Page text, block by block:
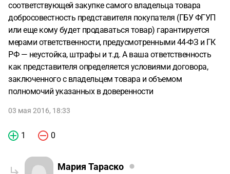
соответствующей закупке самого владельца товара
добросовестность представителя покупателя (ГБУ ФГУП
или еще кому будет продаваться товар) гарантируется
мерами ответственности, предусмотренными 44-ФЗ и ГК
РФ — неустойка, штрафы и т.д. А ваша ответственность
как представителя определяется условиями договора,
заключенного с владельцем товара и объемом
полномочий указанных в доверенности
03 мая 2016, 18:33
1 0
Мария Тараско